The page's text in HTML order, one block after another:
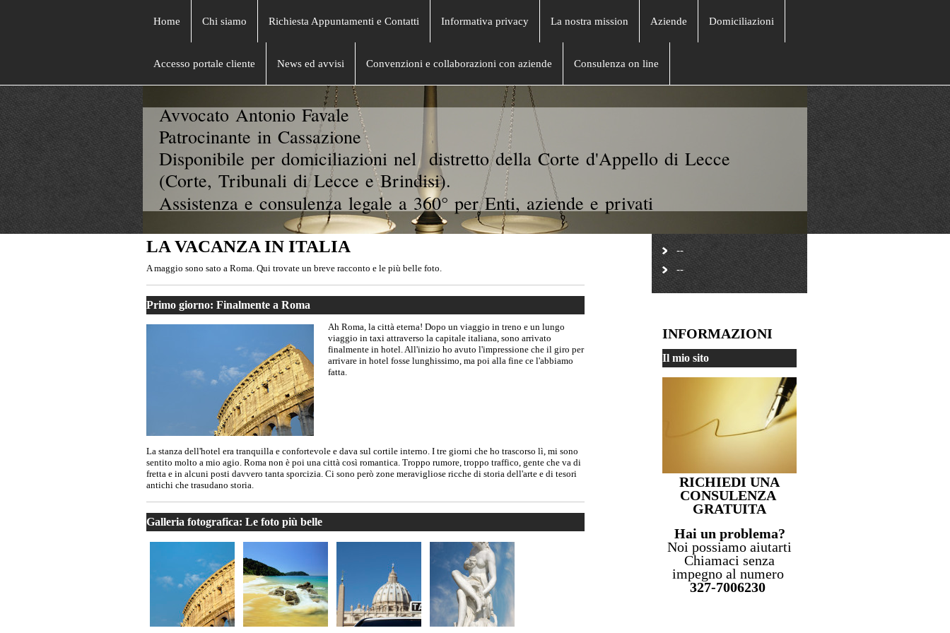
Home Chi siamo Richiesta Appuntamenti e Contatti Informativa privacy La nostra mission Aziende Domiciliazioni
Accesso portale cliente News ed avvisi Convenzioni e collaborazioni con aziende Consulenza on line
Avvocato Antonio Favale
Patrocinante in Cassazione
Disponibile per domiciliazioni nel distretto della Corte d'Appello di Lecce
(Corte, Tribunali di Lecce e Brindisi).
Assistenza e consulenza legale a 360° per Enti, aziende e privati
LA VACANZA IN ITALIA
A maggio sono sato a Roma. Qui trovate un breve racconto e le più belle foto.
Primo giorno: Finalmente a Roma
Ah Roma, la città eterna! Dopo un viaggio in treno e un lungo
viaggio in taxi attraverso la capitale italiana, sono arrivato
finalmente in hotel. All'inizio ho avuto l'impressione che il giro per
arrivare in hotel fosse lunghissimo, ma poi alla fine ce l'abbiamo
fatta.
La stanza dell'hotel era tranquilla e confortevole e dava sul cortile interno. I tre giorni che ho trascorso lì, mi sono
sentito molto a mio agio. Roma non è poi una città così romantica. Troppo rumore, troppo traffico, gente che va di
fretta e in alcuni posti davvero tanta sporcizia. Ci sono però zone meravigliose ricche di storia dell'arte e di tesori
antichi che trasudano storia.
Galleria fotografica: Le foto più belle
--
--
INFORMAZIONI
Il mio sito
RICHIEDI UNA
CONSULENZA
GRATUITA
Hai un problema?
Noi possiamo aiutarti
Chiamaci senza
impegno al numero
327-7006230